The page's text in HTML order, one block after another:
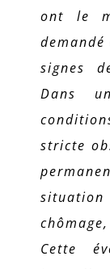
ont le
signes
Dans
stricte
Cette